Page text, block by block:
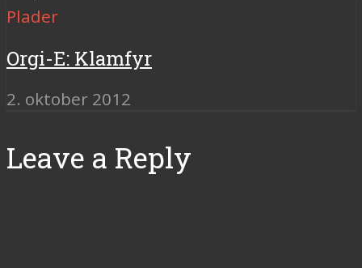
Plader
Orgi-E: Klamfyr
2. oktober 2012
Leave a Reply